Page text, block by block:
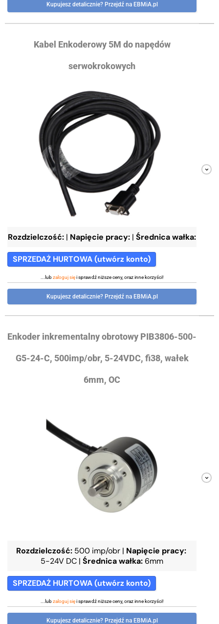
Kupujesz detalicznie? Przejdź na EBMiA.pl
Kabel Enkoderowy 5M do napędów
serwokrokowych
Rozdzielczość: | Napięcie pracy: | Średnica wałka:
SPRZEDAŻ HURTOWA (utwórz konto)
...lubzaloguj sięi sprawdź niższe ceny, oraz inne korzyści!
Kupujesz detalicznie? Przejdź na EBMiA.pl
Enkoder inkrementalny obrotowy PIB3806-500-
G5-24-C, 500imp/obr, 5-24VDC, fi38, wałek
6mm, OC
Rozdzielczość: 500 imp/obr | Napięcie pracy:
5-24V DC | Średnica wałka:6mm
SPRZEDAŻ HURTOWA (utwórz konto)
...lubzaloguj sięi sprawdź niższe ceny, oraz inne korzyści!
Kupujesz detalicznie? Przejdź na EBMiA.pl